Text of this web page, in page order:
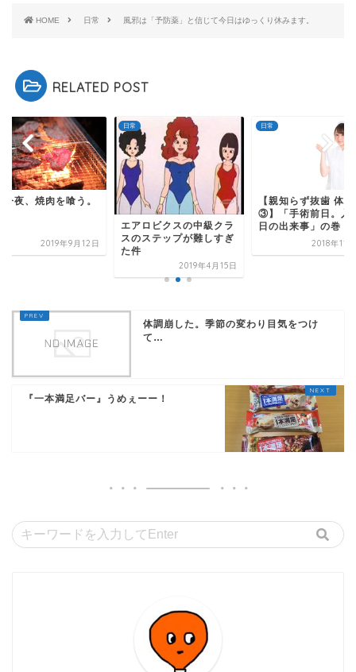
HOME 日常 風邪は「予防薬」と信じて今日はゆっくり休みます。
RELATED POST
今夜、焼肉を喰う。
2019年9月12日
日常
エアロビクスの中級クラ
スのステップが難しすぎ
た件
2019年4月15日
日常
【親知らず抜歯 体
③】「手術前日。入
日の出来事」の巻
2018年11
体調崩した。季節の変わり目気をつけ
て…
『一本満足バー』うめぇーー！